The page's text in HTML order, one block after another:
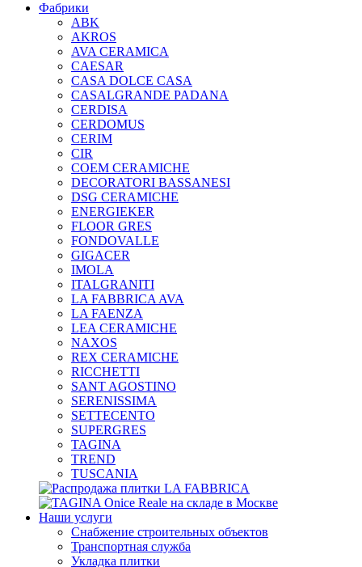
Фабрики
ABK
AKROS
AVA CERAMICA
CAESAR
CASA DOLCE CASA
CASALGRANDE PADANA
CERDISA
CERDOMUS
CERIM
CIR
COEM CERAMICHE
DECORATORI BASSANESI
DSG CERAMICHE
ENERGIEKER
FLOOR GRES
FONDOVALLE
GIGACER
IMOLA
ITALGRANITI
LA FABBRICA AVA
LA FAENZA
LEA CERAMICHE
NAXOS
REX CERAMICHE
RICCHETTI
SANT AGOSTINO
SERENISSIMA
SETTECENTO
SUPERGRES
TAGINA
TREND
TUSCANIA
Наши услуги
Снабжение строительных объектов
Транспортная служба
Укладка плитки